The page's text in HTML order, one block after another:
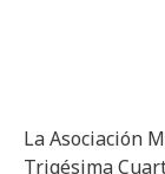
La Asociación
Trigésima